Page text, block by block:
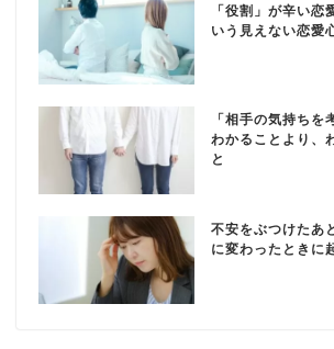
「役割」が辛い恋
いう見えない恋愛
「相手の気持ちを
わかることより、
と
不安をぶつけたあ
に変わったときに